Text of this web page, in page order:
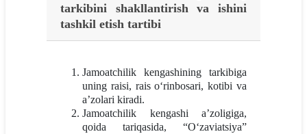
tarkibini shakllantirish va ishini
tashkil etish tartibi
Jamoatchilik kengashining tarkibiga
uning raisi, rais o‘rinbosari, kotibi va
a’zolari kiradi.
Jamoatchilik kengashi a’zoligiga,
qoida tariqasida, “O‘zaviatsiya”